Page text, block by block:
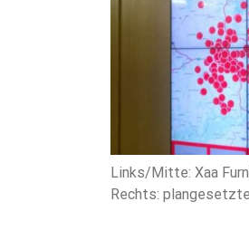
Links/Mitte: Xaa
Rechts: